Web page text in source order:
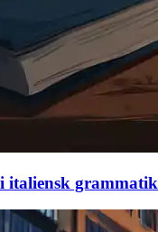
italiensk grammatik